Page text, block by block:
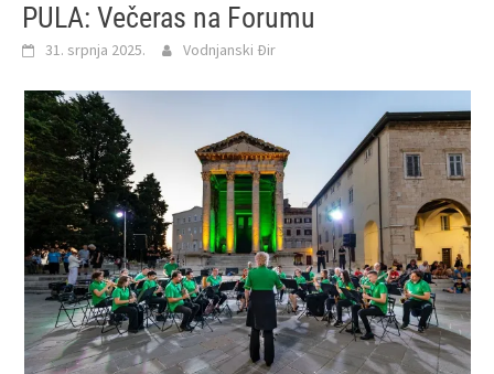
PULA: Večeras na Forumu
31. srpnja 2025. Vodnjanski Đir